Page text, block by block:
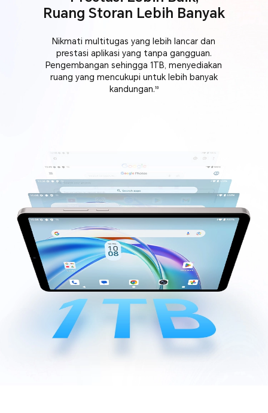
Ruang Storan Lebih Banyak
Nikmati multitugas yang lebih lancar dan
prestasi aplikasi yang tanpa gangguan.
Pengembangan sehingga 1TB, menyediakan
ruang yang mencukupi untuk lebih banyak
kandungan.10